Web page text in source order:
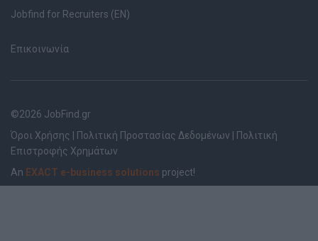
Jobfind for Recruiters (EN)
Επικοινωνία
©2026 JobFind.gr
Όροι Χρήσης
Πολιτική Προστασίας Δεδομένων
Πολιτική
Επιστροφής Χρημάτων
An EXACT e-business solutions project!